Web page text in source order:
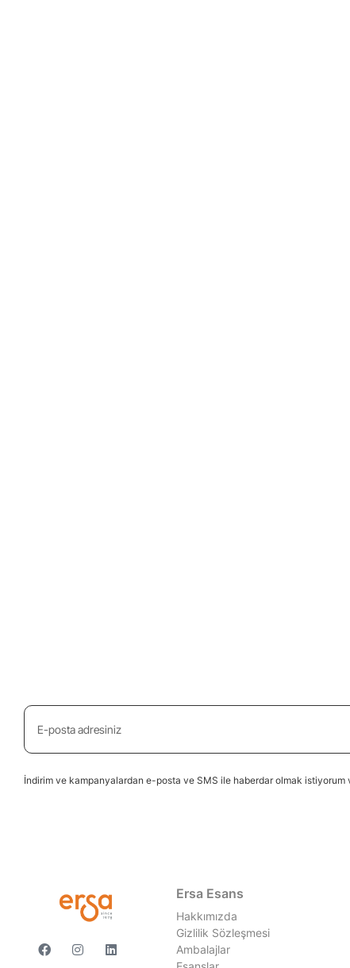
İndirim ve kampanyalardan e-posta ve SMS ile haberdar olmak
Ersa Esans
Hakkımızda
Gizlilik Sözleşmesi
Ambalajlar